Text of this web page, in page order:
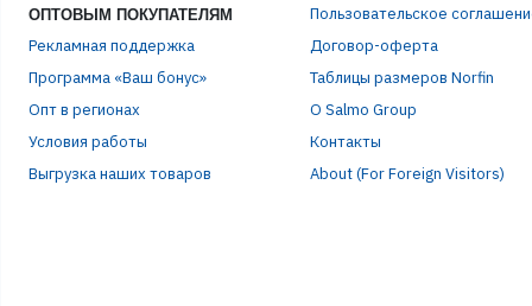
ОПТОВЫМ ПОКУПАТЕЛЯМ
Рекламная поддержка
Программа «Ваш бонус»
Опт в регионах
Условия работы
Выгрузка наших товаров
Пользовательское
Договор-оферта
Таблицы размеров Norfin
О Salmo Group
Контакты
About (For Foreign Visitors)